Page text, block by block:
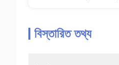
বিস্তারিত তথ্য